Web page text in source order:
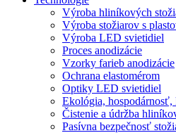
Výroba hliníkových
Výroba stožiarov s
Výroba LED svietidiel
Proces anodizácie
Vzorky farieb anodizácie
Ochrana elastomérom
Optiky LED svietidiel
Ekológia, hospodárnosť,
Čistenie a údržba
Pasívna bezpečnosť